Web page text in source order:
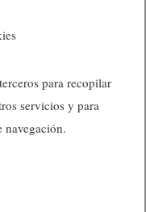
para recopilar
servicios y para
navegación.